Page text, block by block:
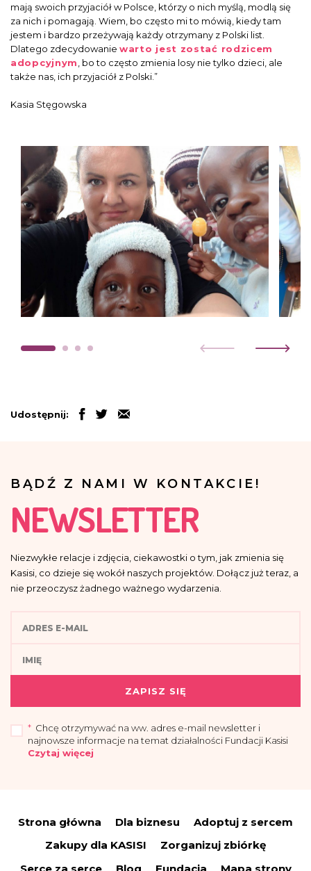
mają swoich przyjaciół w Polsce, którzy o nich myślą, modlą się
za nich i pomagają. Wiem, bo często mi to mówią, kiedy tam
jestem i bardzo przeżywają każdy otrzymany z Polski list.
Dlatego zdecydowanie warto jest zostać rodzicem
adopcyjnym , bo to często zmienia losy nie tylko dzieci, ale
także nas, ich przyjaciół z Polski.”
Kasia Stęgowska
Udostępnij:
BĄDŹ Z NAMI W KONTAKCIE!
NEWSLETTER
Niezwykłe relacje i zdjęcia, ciekawostki o tym, jak zmienia się
Kasisi, co dzieje się wokół naszych projektów. Dołącz już teraz, a
nie przeoczysz żadnego ważnego wydarzenia.
ZAPISZ SIĘ
* Chcę otrzymywać na ww. adres e-mail newsletter i
najnowsze informacje na temat działalności Fundacji Kasisi
Czytaj więcej
Administrator wyznaczył Inspektora Danych Osobowych, z którym można się
Strona główna Dla biznesu
Adoptuj z sercem
Zakupy dla KASISI
Zorganizuj zbiórkę
Serce za serce
Blog Fundacja
Mapa strony